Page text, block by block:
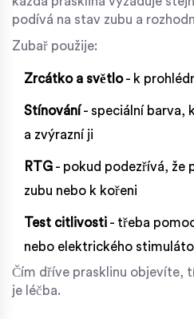
podívá na stav zubu a
Zubař použije:
Zrcátko a světlo- k
Stínování - speciální barva,
a zvýrazní ji
RTG - pokud podezřívá, že
zubu nebo k kořeni
Test citlivosti - třeba
nebo elektrického
Čím dříve prasklinu objevíte,
je léčba.